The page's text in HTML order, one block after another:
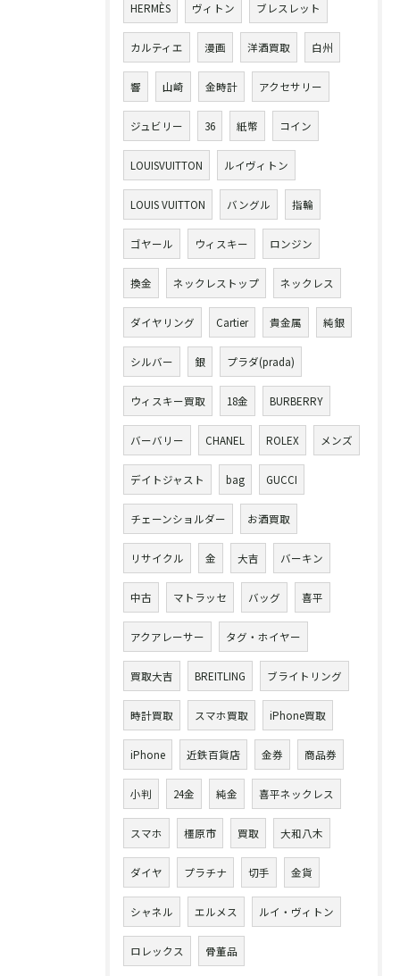
HERMÈS ヴィトン ブレスレット
カルティエ 漫画 洋酒買取 白州
響 山崎 金時計 アクセサリー
ジュビリー 36 紙幣 コイン
LOUISVUITTON ルイヴィトン
LOUIS VUITTON バングル 指輪
ゴヤール ウィスキー ロンジン
換金 ネックレストップ ネックレス
ダイヤリング Cartier 貴金属 純銀
シルバー 銀 プラダ(prada)
ウィスキー買取 18金 BURBERRY
バーバリー CHANEL ROLEX メンズ
デイトジャスト bag GUCCI
チェーンショルダー お酒買取
リサイクル 金 大吉 バーキン
中古 マトラッセ バッグ 喜平
アクアレーサー タグ・ホイヤー
買取大吉 BREITLING ブライトリング
時計買取 スマホ買取 iPhone買取
iPhone 近鉄百貨店 金券 商品券
小判 24金 純金 喜平ネックレス
スマホ 橿原市 買取 大和八木
ダイヤ プラチナ 切手 金貨
シャネル エルメス ルイ・ヴィトン
ロレックス 骨董品